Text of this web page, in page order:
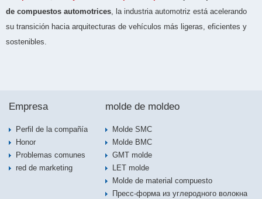
de compuestos automotrices , la industria automotriz está acelerando
su transición hacia arquitecturas de vehículos más ligeras, eficientes y
sostenibles.
Empresa
Perfil de la compañía
Honor
Problemas comunes
red de marketing
molde de moldeo
Molde SMC
Molde BMC
GMT molde
LET molde
Molde de material compuesto
Пресс-форма из углеродного волокна